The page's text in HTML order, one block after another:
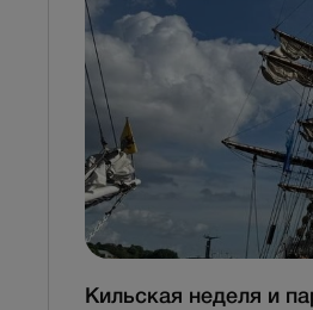
Кильская неделя и